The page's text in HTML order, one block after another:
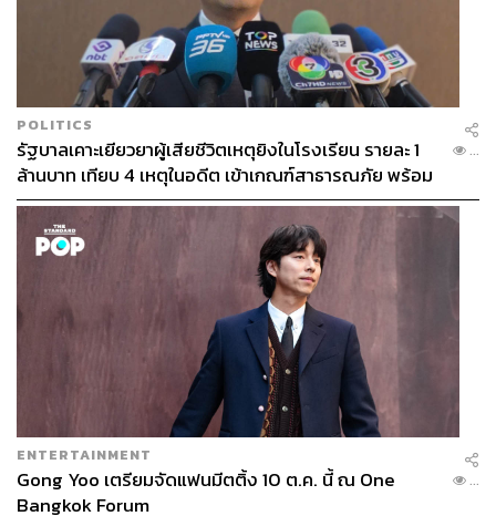
POLITICS
รัฐบาลเคาะเยียวยาผู้เสียชีวิตเหตุยิงในโรงเรียน รายละ 1
ล้านบาท เทียบ 4 เหตุในอดีต เข้าเกณฑ์สาธารณภัย พร้อม
เร่งจ่ายโดยเร็ว
...
ENTERTAINMENT
Gong Yoo เตรียมจัดแฟนมีตติ้ง 10 ต.ค. นี้ ณ One
Bangkok Forum
...